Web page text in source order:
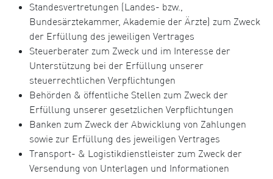
Standesvertretungen (Landes- bzw.,
Bundesärztekammer, Akademie der Ärzte) zum Zweck
der Erfüllung des jeweiligen Vertrages
Steuerberater zum Zweck und im Interesse der
Unterstützung bei der Erfüllung unserer
steuerrechtlichen Verpflichtungen
Behörden & öffentliche Stellen zum Zweck der
Erfüllung unserer gesetzlichen Verpflichtungen
Banken zum Zweck der Abwicklung von Zahlungen
sowie zur Erfüllung des jeweiligen Vertrages
Transport- & Logistikdienstleister zum Zweck der
Versendung von Unterlagen und Informationen